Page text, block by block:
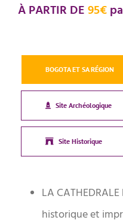
À PARTIR DE95€
BOGOTA ET SA RÉGION
Site Archéologique
Site Historique
LA
historique et